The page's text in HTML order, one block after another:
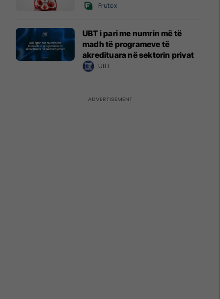
Frutex
UBT i pari me numrin më të
madh të programeve të
akredituara në sektorin privat
UBT